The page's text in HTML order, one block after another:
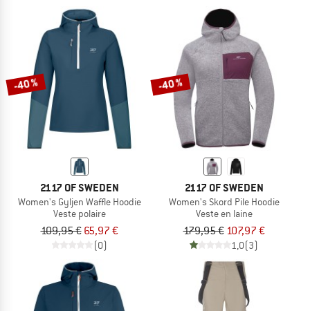
-40 %
2117 OF SWEDEN
Women's Gyljen Waffle Hoodie
Veste polaire
109,95 € 65,97 €
(0)
-40 %
2117 OF SWEDEN
Women's Skord Pile Hoodie
Veste en laine
179,95 € 107,97 €
1,0(3)